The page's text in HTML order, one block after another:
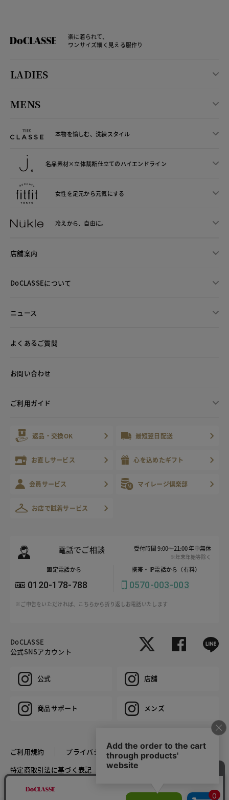
楽に着られて、
ワンサイズ細く見える服作り
LADIES
MENS
本物を愉しむ、洗練スタイル
名品素材×立体裁断仕立てのハイエンドライン
女性を足元から元気にする
冷えから、 自由に。
店舗案内
DoCLASSEについて
ニュース
よくあるご質問
お問い合わせ
ご利用ガイド
返品・交換OK 最短翌日配送
お直しサービス 心を込めたギフト
会員サービス マイレージ倶楽部
お店で試着サービス
電話でご相談 受付時間 9:00～21:00 年中無休
※年末年始等除く
固定電話から
0120-178-788
携帯・IP電話から（有料）
0570-003-003
※ご申告をいただければ、こちらから折り返しお電話いたします
DoCLASSE
公式SNSアカウント
公式 店舗
商品サポート メンズ
ご利用規約
プライバシーポリシー
特定商取引法に基づく表記
推奨環境
COPYRIGHT © DoCLASSE ALL RIGHTS RESERVED.